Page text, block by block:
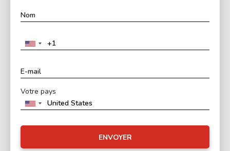
Votre pays
ENVOYER